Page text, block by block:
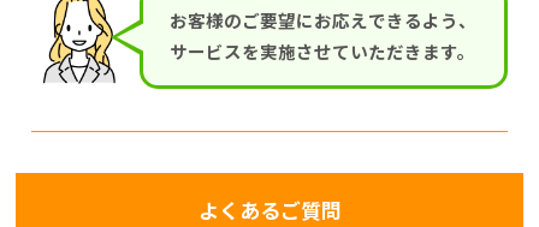
お客様のご要望にお応えできるよう、
サービスを実施させていただきます。
よくあるご質問